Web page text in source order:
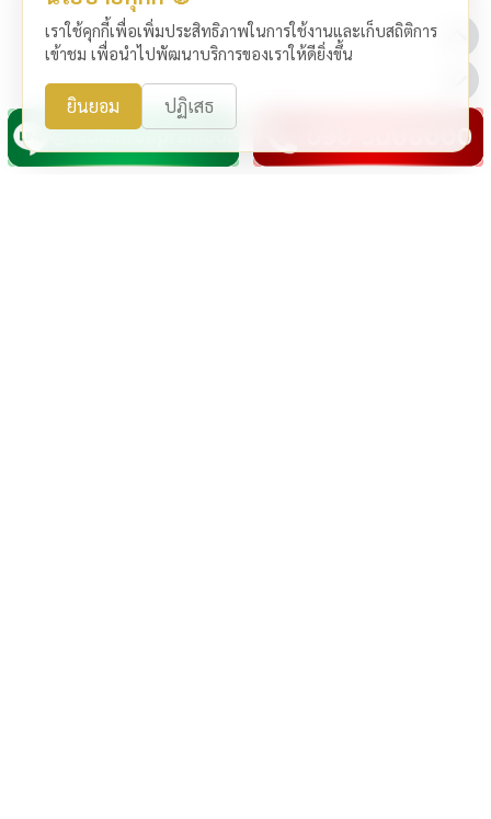
เราใช้คุกกี้เพื่อเพิ่มประสิทธิภาพในการใช้งานและเก็บสถิติการ
เข้าชม เพื่อนำไปพัฒนาบริการของเราให้ดียิ่งขึ้น
ยินยอม ปฏิเสธ